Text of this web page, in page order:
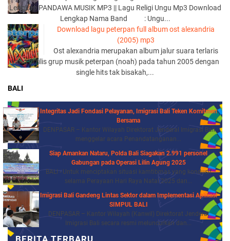
Lengkap PANDAWA MUSIK MP3 || Lagu Religi Ungu Mp3 Download
Lengkap Nama Band : Ungu...
Download lagu peterpan full album ost alexandria
(2005) mp3
Ost alexandria merupakan album jalur suara terlaris
yang di rilis grup musik peterpan (noah) pada tahun 2005 dengan
single hits tak bisakah,...
BALI
Integritas Jadi Fondasi Pelayanan, Imigrasi Bali Teken Komitmen
Bersama
DENPASAR – Kantor Wilayah Direktorat Jenderal Imigrasi Bali
menggelar acara Penandatanganan...
Siap Amankan Nataru, Polda Bali Siagakan 2.991 personel
Gabungan pada Operasi Lilin Agung 2025
BALI - Untuk menciptakan situasi kamtibmas yang kondusif
selama Perayaan Hari Raya Natal 2025 dan...
Imigrasi Bali Gandeng Lintas Sektor dalam Implementasi Aplikasi
SIMPUL BALI
DENPASAR – Kantor Wilayah (Kanwil) Direktorat Jenderal
Imigrasi Bali secara resmi meluncurkan dan...